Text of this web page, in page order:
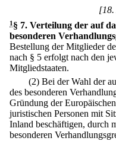
[18.
1 § 7. Verteilung der auf
besonderen
Bestellung der Mitglieder
nach § 5 erfolgt nach den
Mitgliedstaaten.
(2) Bei der Wahl der
des besonderen
Gründung der
juristischen Personen mit
Inland beschäftigen, durch
besonderen